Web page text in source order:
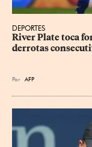
DEPORTES
River Plate toca
derrotas
Por AFP